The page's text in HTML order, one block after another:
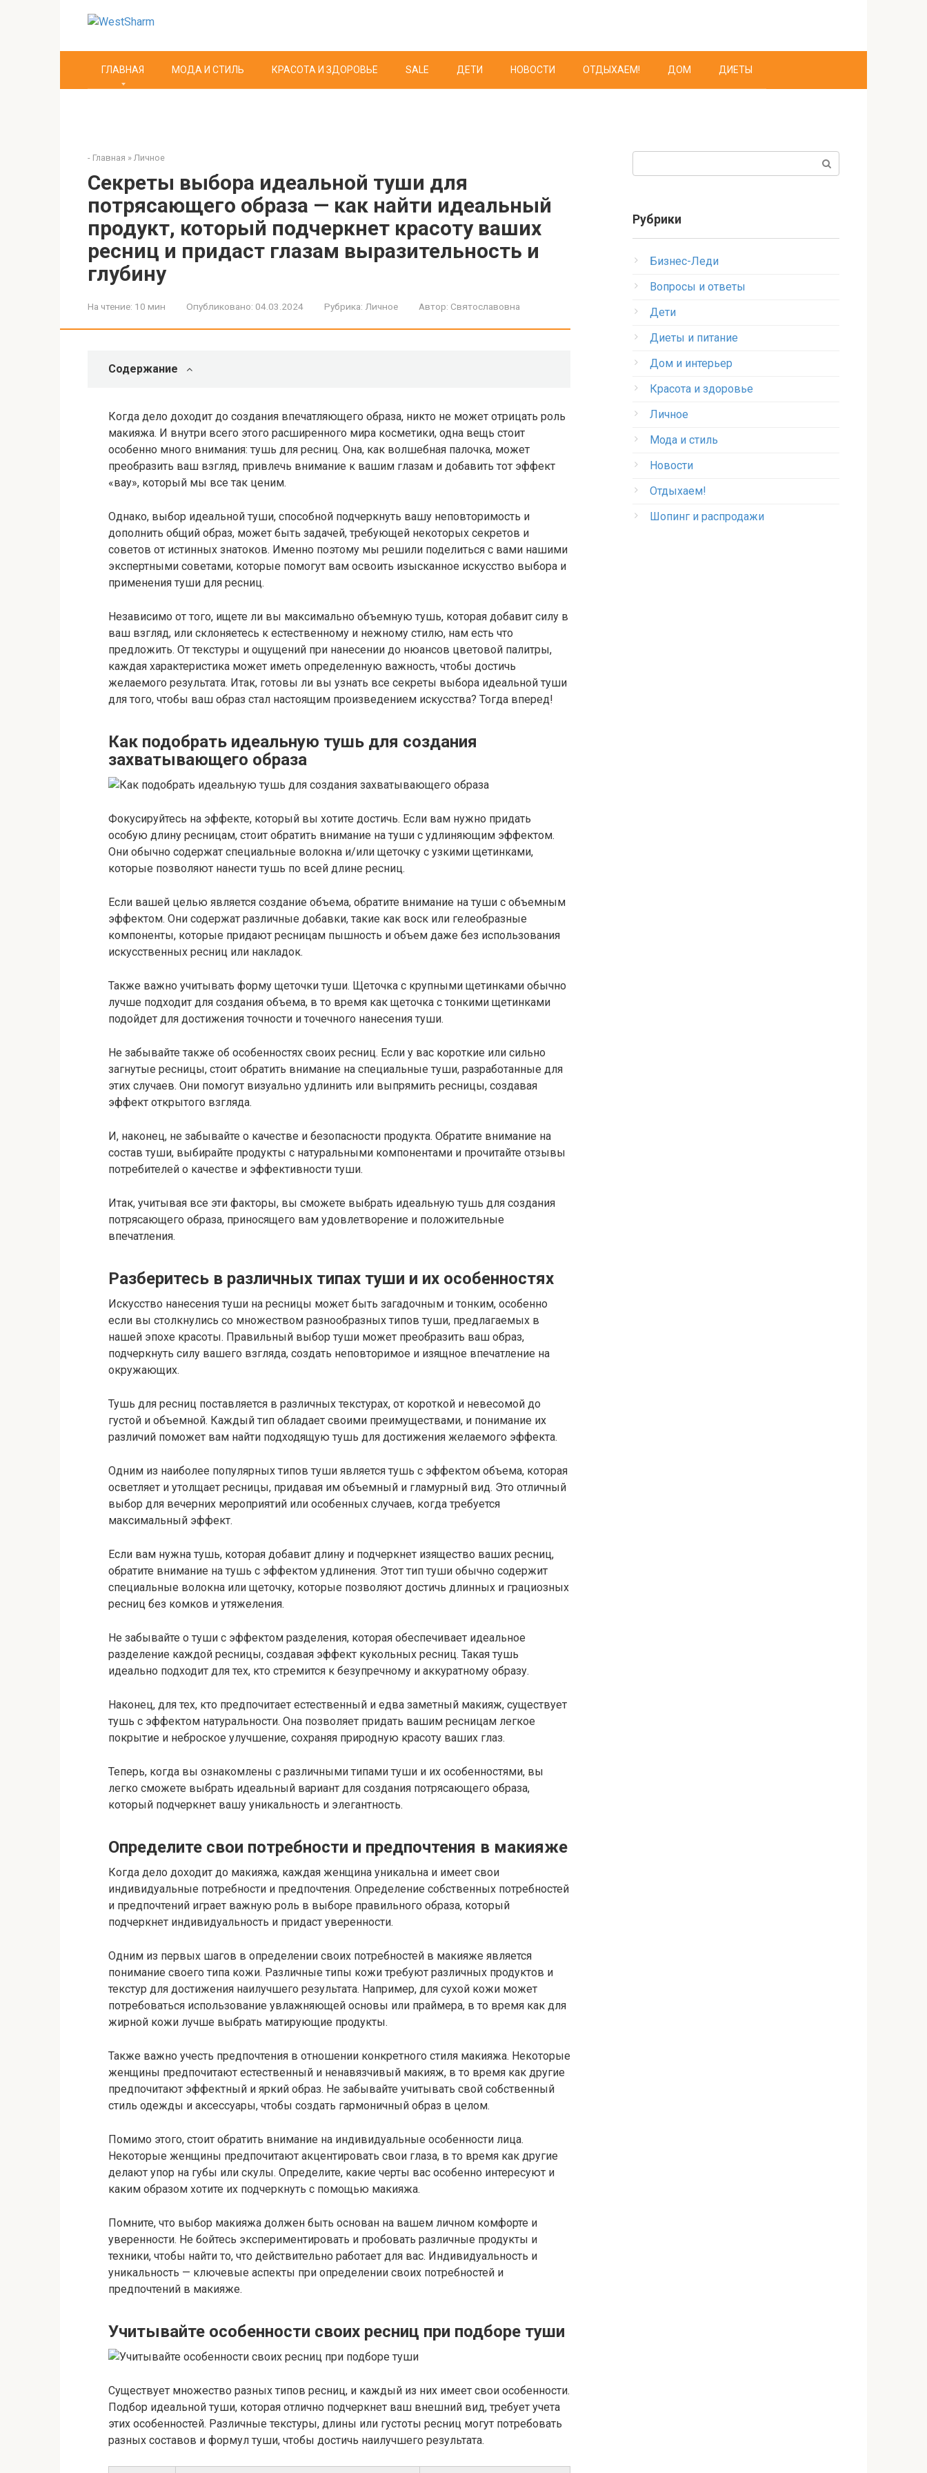
ГЛАВНАЯ МОДА И СТИЛЬ КРАСОТА И ЗДОРОВЬЕ SALE ДЕТИ НОВОСТИ ОТДЫХАЕМ! ДОМ ДИЕТЫ
- Главная » Личное
Секреты выбора идеальной туши для
потрясающего образа — как найти идеальный
продукт, который подчеркнет красоту ваших
ресниц и придаст глазам выразительность и
глубину
На чтение: 10 мин Опубликовано: 04.03.2024 Рубрика: Личное Автор: Святославовна
Содержание
Когда дело доходит до создания впечатляющего образа, никто не может отрицать роль
макияжа. И внутри всего этого расширенного мира косметики, одна вещь стоит
особенно много внимания: тушь для ресниц. Она, как волшебная палочка, может
преобразить ваш взгляд, привлечь внимание к вашим глазам и добавить тот эффект
«вау», который мы все так ценим.
Однако, выбор идеальной туши, способной подчеркнуть вашу неповторимость и
дополнить общий образ, может быть задачей, требующей некоторых секретов и
советов от истинных знатоков. Именно поэтому мы решили поделиться с вами нашими
экспертными советами, которые помогут вам освоить изысканное искусство выбора и
применения туши для ресниц.
Независимо от того, ищете ли вы максимально объемную тушь, которая добавит силу в
ваш взгляд, или склоняетесь к естественному и нежному стилю, нам есть что
предложить. От текстуры и ощущений при нанесении до нюансов цветовой палитры,
каждая характеристика может иметь определенную важность, чтобы достичь
желаемого результата. Итак, готовы ли вы узнать все секреты выбора идеальной туши
для того, чтобы ваш образ стал настоящим произведением искусства? Тогда вперед!
Как подобрать идеальную тушь для создания
захватывающего образа
Фокусируйтесь на эффекте, который вы хотите достичь. Если вам нужно придать
особую длину ресницам, стоит обратить внимание на туши с удлиняющим эффектом.
Они обычно содержат специальные волокна и/или щеточку с узкими щетинками,
которые позволяют нанести тушь по всей длине ресниц.
Если вашей целью является создание объема, обратите внимание на туши с объемным
эффектом. Они содержат различные добавки, такие как воск или гелеобразные
компоненты, которые придают ресницам пышность и объем даже без использования
искусственных ресниц или накладок.
Также важно учитывать форму щеточки туши. Щеточка с крупными щетинками обычно
лучше подходит для создания объема, в то время как щеточка с тонкими щетинками
подойдет для достижения точности и точечного нанесения туши.
Не забывайте также об особенностях своих ресниц. Если у вас короткие или сильно
загнутые ресницы, стоит обратить внимание на специальные туши, разработанные для
этих случаев. Они помогут визуально удлинить или выпрямить ресницы, создавая
эффект открытого взгляда.
И, наконец, не забывайте о качестве и безопасности продукта. Обратите внимание на
состав туши, выбирайте продукты с натуральными компонентами и прочитайте отзывы
потребителей о качестве и эффективности туши.
Итак, учитывая все эти факторы, вы сможете выбрать идеальную тушь для создания
потрясающего образа, приносящего вам удовлетворение и положительные
впечатления.
Разберитесь в различных типах туши и их особенностях
Искусство нанесения туши на ресницы может быть загадочным и тонким, особенно
если вы столкнулись со множеством разнообразных типов туши, предлагаемых в
нашей эпохе красоты. Правильный выбор туши может преобразить ваш образ,
подчеркнуть силу вашего взгляда, создать неповторимое и изящное впечатление на
окружающих.
Тушь для ресниц поставляется в различных текстурах, от короткой и невесомой до
густой и объемной. Каждый тип обладает своими преимуществами, и понимание их
различий поможет вам найти подходящую тушь для достижения желаемого эффекта.
Одним из наиболее популярных типов туши является тушь с эффектом объема, которая
осветляет и утолщает ресницы, придавая им объемный и гламурный вид. Это отличный
выбор для вечерних мероприятий или особенных случаев, когда требуется
максимальный эффект.
Если вам нужна тушь, которая добавит длину и подчеркнет изящество ваших ресниц,
обратите внимание на тушь с эффектом удлинения. Этот тип туши обычно содержит
специальные волокна или щеточку, которые позволяют достичь длинных и грациозных
ресниц без комков и утяжеления.
Не забывайте о туши с эффектом разделения, которая обеспечивает идеальное
разделение каждой ресницы, создавая эффект кукольных ресниц. Такая тушь
идеально подходит для тех, кто стремится к безупречному и аккуратному образу.
Наконец, для тех, кто предпочитает естественный и едва заметный макияж, существует
тушь с эффектом натуральности. Она позволяет придать вашим ресницам легкое
покрытие и неброское улучшение, сохраняя природную красоту ваших глаз.
Теперь, когда вы ознакомлены с различными типами туши и их особенностями, вы
легко сможете выбрать идеальный вариант для создания потрясающего образа,
который подчеркнет вашу уникальность и элегантность.
Определите свои потребности и предпочтения в макияже
Когда дело доходит до макияжа, каждая женщина уникальна и имеет свои
индивидуальные потребности и предпочтения. Определение собственных потребностей
и предпочтений играет важную роль в выборе правильного образа, который
подчеркнет индивидуальность и придаст уверенности.
Одним из первых шагов в определении своих потребностей в макияже является
понимание своего типа кожи. Различные типы кожи требуют различных продуктов и
текстур для достижения наилучшего результата. Например, для сухой кожи может
потребоваться использование увлажняющей основы или праймера, в то время как для
жирной кожи лучше выбрать матирующие продукты.
Также важно учесть предпочтения в отношении конкретного стиля макияжа. Некоторые
женщины предпочитают естественный и ненавязчивый макияж, в то время как другие
предпочитают эффектный и яркий образ. Не забывайте учитывать свой собственный
стиль одежды и аксессуары, чтобы создать гармоничный образ в целом.
Помимо этого, стоит обратить внимание на индивидуальные особенности лица.
Некоторые женщины предпочитают акцентировать свои глаза, в то время как другие
делают упор на губы или скулы. Определите, какие черты вас особенно интересуют и
каким образом хотите их подчеркнуть с помощью макияжа.
Помните, что выбор макияжа должен быть основан на вашем личном комфорте и
уверенности. Не бойтесь экспериментировать и пробовать различные продукты и
техники, чтобы найти то, что действительно работает для вас. Индивидуальность и
уникальность — ключевые аспекты при определении своих потребностей и
предпочтений в макияже.
Учитывайте особенности своих ресниц при подборе туши
Существует множество разных типов ресниц, и каждый из них имеет свои особенности.
Подбор идеальной туши, которая отлично подчеркнет ваш внешний вид, требует учета
этих особенностей. Различные текстуры, длины или густоты ресниц могут потребовать
разных составов и формул туши, чтобы достичь наилучшего результата.
Рубрики
Бизнес-Леди
Вопросы и ответы
Дети
Диеты и питание
Дом и интерьер
Красота и здоровье
Личное
Мода и стиль
Новости
Отдыхаем!
Шопинг и распродажи